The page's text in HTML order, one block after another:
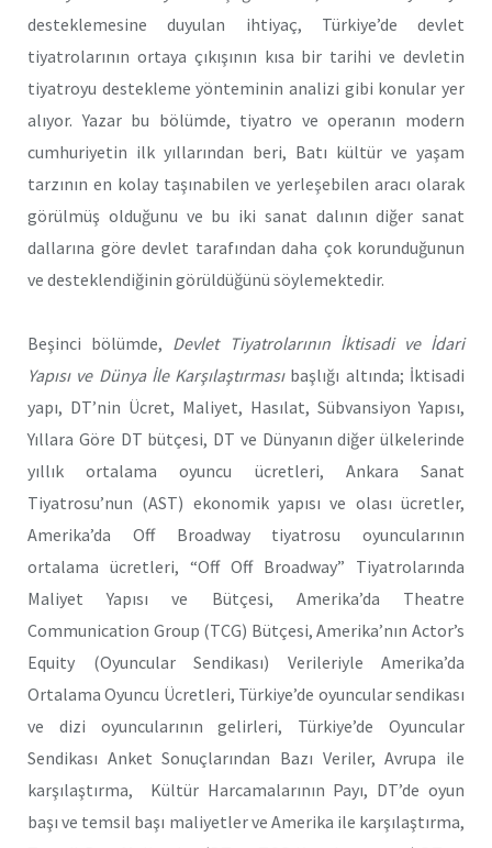
desteklemesine duyulan ihtiyaç, Türkiye’de devlet
tiyatrolarının ortaya çıkışının kısa bir tarihi ve devletin
tiyatroyu destekleme yönteminin analizi gibi konular yer
alıyor. Yazar bu bölümde, tiyatro ve operanın modern
cumhuriyetin ilk yıllarından beri, Batı kültür ve yaşam
tarzının en kolay taşınabilen ve yerleşebilen aracı olarak
görülmüş olduğunu ve bu iki sanat dalının diğer sanat
dallarına göre devlet tarafından daha çok korunduğunun
ve desteklendiğinin görüldüğünü söylemektedir.
Beşinci bölümde, Devlet Tiyatrolarının İktisadi ve İdari
Yapısı ve Dünya İle Karşılaştırması başlığı altında; İktisadi
yapı, DT’nin Ücret, Maliyet, Hasılat, Sübvansiyon Yapısı,
Yıllara Göre DT bütçesi, DT ve Dünyanın diğer ülkelerinde
yıllık ortalama oyuncu ücretleri, Ankara Sanat
Tiyatrosu’nun (AST) ekonomik yapısı ve olası ücretler,
Amerika’da Off Broadway tiyatrosu oyuncularının
ortalama ücretleri, “Off Off Broadway” Tiyatrolarında
Maliyet Yapısı ve Bütçesi, Amerika’da Theatre
Communication Group (TCG) Bütçesi, Amerika’nın Actor’s
Equity (Oyuncular Sendikası) Verileriyle Amerika’da
Ortalama Oyuncu Ücretleri, Türkiye’de oyuncular sendikası
ve dizi oyuncularının gelirleri, Türkiye’de Oyuncular
Sendikası Anket Sonuçlarından Bazı Veriler, Avrupa ile
karşılaştırma, Kültür Harcamalarının Payı, DT’de oyun
başı ve temsil başı maliyetler ve Amerika ile karşılaştırma,